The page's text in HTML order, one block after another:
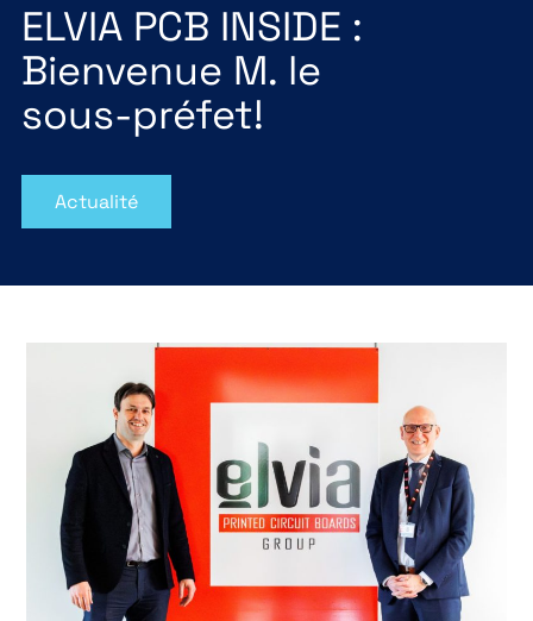
ELVIA PCB INSIDE :
Bienvenue M. le
sous-préfet!
Actualité